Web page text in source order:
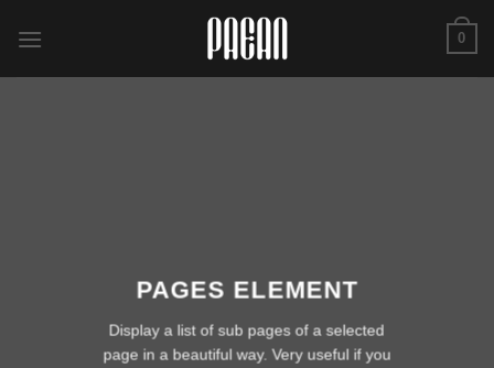
0
PAGES ELEMENT
Display a list of sub pages of a selected
page in a beautiful way. Very useful if you